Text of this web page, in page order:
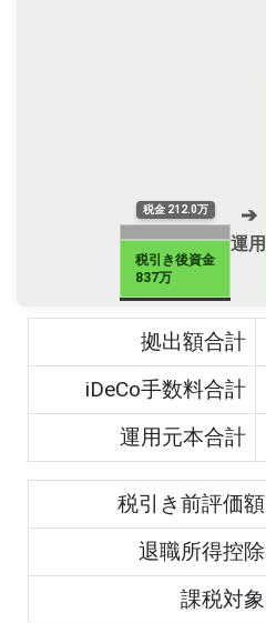
税金 212.0万
税引き後資金
837万
➔
運用
拠出額合計
iDeCo手数料合計
運用元本合計
税引き前評価額
退職所得控除
課税対象